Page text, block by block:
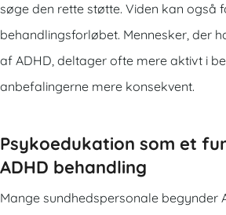
søge den rette støtte. Viden kan også
behandlingsforløbet. Mennesker, der
af ADHD, deltager ofte mere aktivt i
anbefalingerne mere konsekvent.
Psykoedukation som et
ADHD behandling
Mange sundhedspersonale begynder